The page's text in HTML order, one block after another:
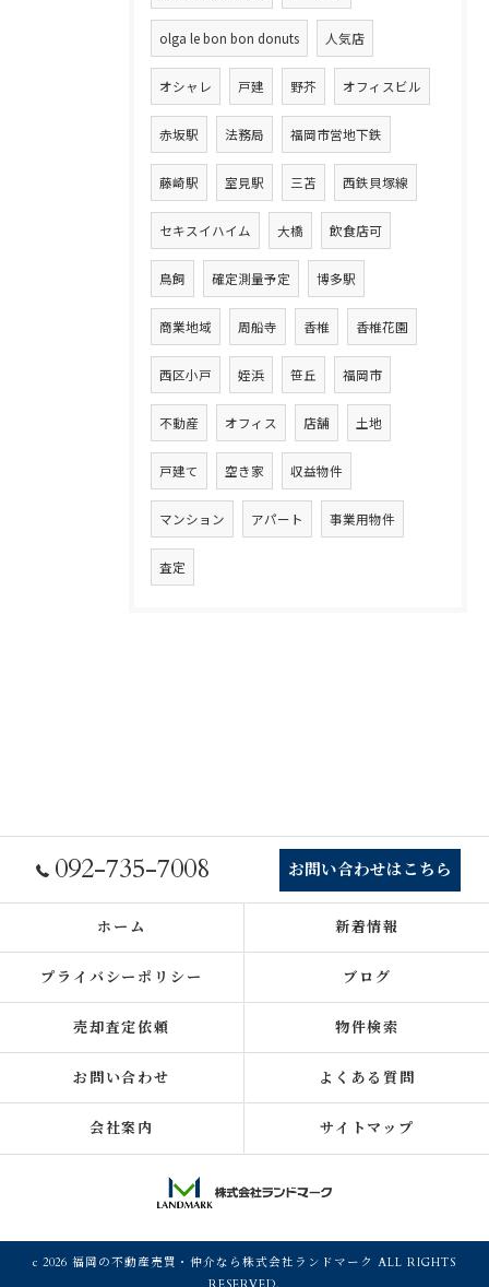
olga le bon bon donuts 人気店
オシャレ 戸建 野芥 オフィスビル
赤坂駅 法務局 福岡市営地下鉄
藤崎駅 室見駅 三苫 西鉄貝塚線
セキスイハイム 大橋 飲食店可
鳥飼 確定測量予定 博多駅
商業地域 周船寺 香椎 香椎花園
西区小戸 姪浜 笹丘 福岡市
不動産 オフィス 店舗 土地
戸建て 空き家 収益物件
マンション アパート 事業用物件
査定
092-735-7008 お問い合わせはこちら
ホーム 新着情報
プライバシーポリシー ブログ
売却査定依頼 物件検索
お問い合わせ よくある質問
会社案内 サイトマップ
c 2026 福岡の不動産売買・仲介なら株式会社ランドマーク ALL RIGHTS